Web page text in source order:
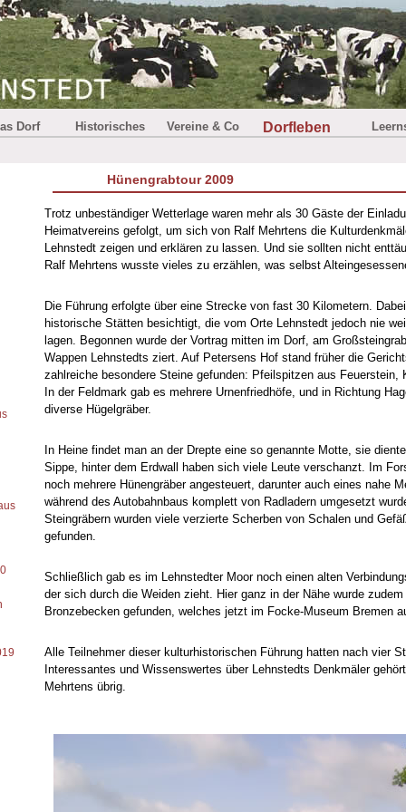
Dorf Historisches Vereine & Co Dorfleben
Hünengrabtour 2009
Trotz unbeständiger Wetterlage waren mehr als 30 Gäste der
Heimatvereins gefolgt, um sich von Ralf Mehrtens die
Lehnstedt zeigen und erklären zu lassen. Und sie sollten nicht
Ralf Mehrtens wusste vieles zu erzählen, was selbst
Die Führung erfolgte über eine Strecke von fast 30 Kilometern.
historische Stätten besichtigt, die vom Orte Lehnstedt jedoch nie
lagen. Begonnen wurde der Vortrag mitten im Dorf, am
Wappen Lehnstedts ziert. Auf Petersens Hof stand früher die
zahlreiche besondere Steine gefunden: Pfeilspitzen aus Feuerstein,
In der Feldmark gab es mehrere Urnenfriedhöfe, und in Richtung
diverse Hügelgräber.
In Heine findet man an der Drepte eine so genannte Motte, sie
Sippe, hinter dem Erdwall haben sich viele Leute verschanzt. Im
noch mehrere Hünengräber angesteuert, darunter auch eines nahe
während des Autobahnbaus komplett von Radladern umgesetzt
Steingräbern wurden viele verzierte Scherben von Schalen und
gefunden.
Schließlich gab es im Lehnstedter Moor noch einen alten
der sich durch die Weiden zieht. Hier ganz in der Nähe wurde
Bronzebecken gefunden, welches jetzt im Focke-Museum Bremen
Alle Teilnehmer dieser kulturhistorischen Führung hatten nach vier
Interessantes und Wissenswertes über Lehnstedts Denkmäler
Mehrtens übrig.